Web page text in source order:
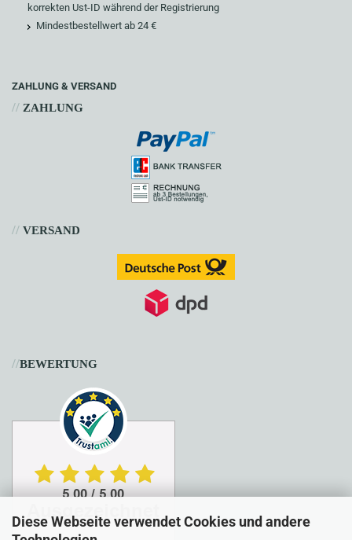
Diese Webseite verwendet Cookies und andere
korrekten Ust-ID während der Registrierung
Mindestbestellwert ab 24 €
ZAHLUNG & VERSAND
// ZAHLUNG
// VERSAND
//BEWERTUNG